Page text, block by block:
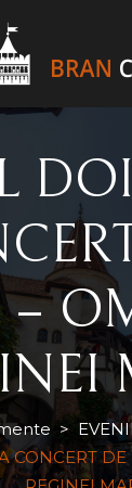
CUMPĂRĂ
–
>
CONCERT